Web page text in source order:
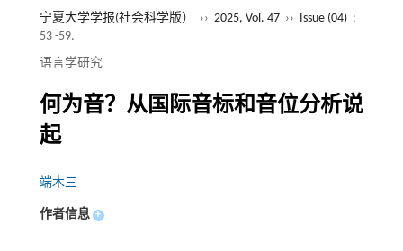
宁夏大学学报(社会科学版） ›› 2025, Vol. 47 ›› Issue (04) :
53 -59.
语言学研究
何为音？从国际音标和音位分析说
起
端木三
作者信息 +